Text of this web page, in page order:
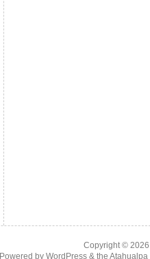
Copyright ©
Powered by WordPress& the Atahualpa